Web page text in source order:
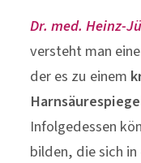
Dr. med. Heinz-
versteht man eine
der es zu einem
Infolgedessen
bilden, die sich in